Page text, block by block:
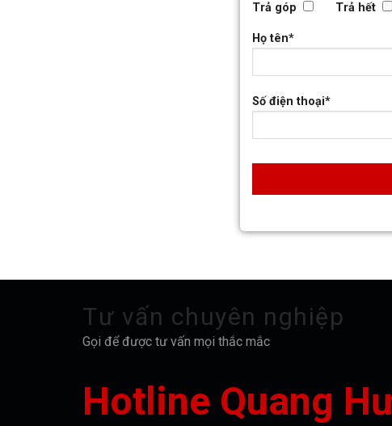
Trả góp
Trả hết
Họ tên*
Số điện thoại*
Tư vấn chuyên nghiệp
Gọi để được tư vấn mọi thắc mắc
Hotline Quang